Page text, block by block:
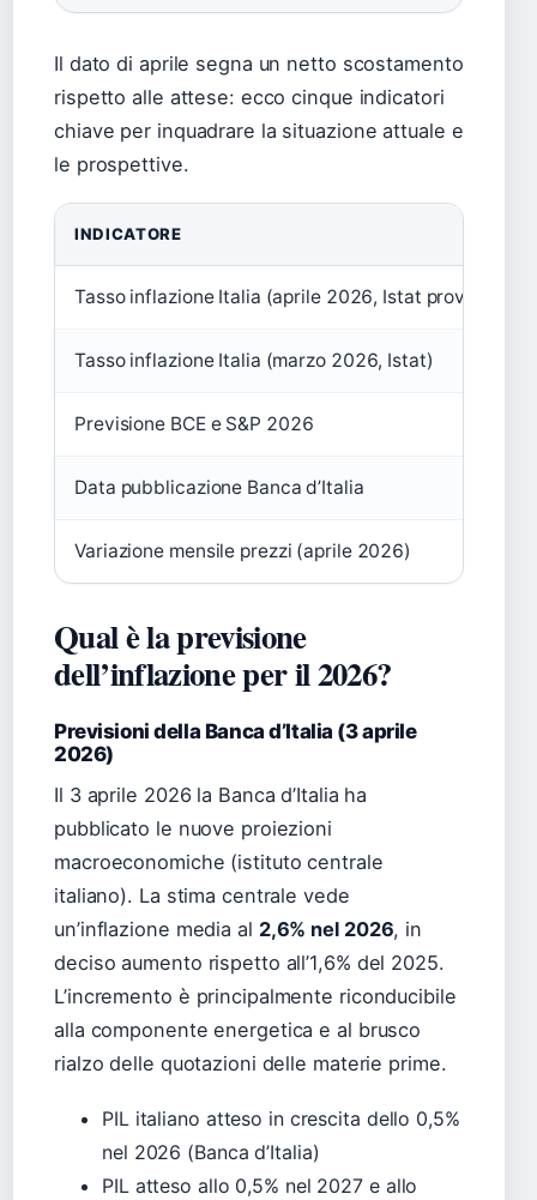
Il dato di aprile segna un netto scostamento
rispetto alle attese: ecco cinque indicatori
chiave per inquadrare la situazione attuale e
le prospettive.
INDICATORE
Tasso inflazione Italia (aprile 2026, Istat provvisorio)
Tasso inflazione Italia (marzo 2026, Istat)
Previsione BCE e S&P 2026
Data pubblicazione Banca d’Italia
Variazione mensile prezzi (aprile 2026)
Qual è la previsione
dell’inflazione per il 2026?
Previsioni della Banca d’Italia (3 aprile
2026)
Il 3 aprile 2026 la Banca d’Italia ha
pubblicato le nuove proiezioni
macroeconomiche (istituto centrale
italiano). La stima centrale vede
un’inflazione media al 2,6% nel 2026, in
deciso aumento rispetto all’1,6% del 2025.
L’incremento è principalmente riconducibile
alla componente energetica e al brusco
rialzo delle quotazioni delle materie prime.
PIL italiano atteso in crescita dello 0,5%
nel 2026 (Banca d’Italia)
PIL atteso allo 0,5% nel 2027 e allo